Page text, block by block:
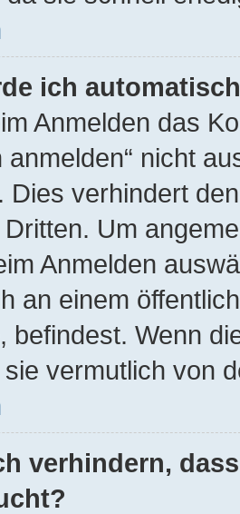
ich
Anmelden das
anmelden“ nicht
Dies verhindert
Um
Anmelden
an einem
befindest. Wenn
vermutlich von
verhindern,